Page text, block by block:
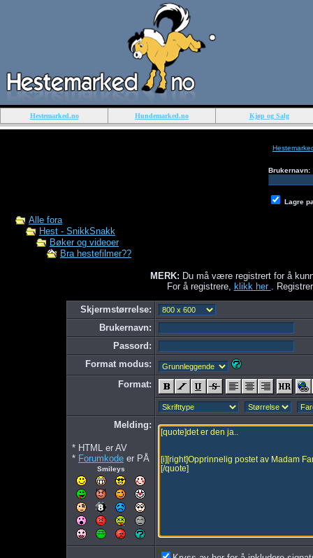
Hestemarked.no Hundemarked.no Kjøp og Salg
Brukernavn:
Lagre
Alle fora
Hest - SnikkSnakk
Bøker og videoer
Bra hestefilmer??
MERK: Du må være registrert for å
For å registrere,
klikk her .
Skjermstørrelse:
Brukernavn:
Passord:
Format modus:
Format:
Melding:
* HTML er AV
* Forumkode er PÅ
Smileys